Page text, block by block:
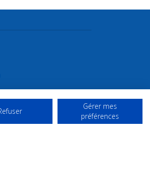
Gérer mes
préférences